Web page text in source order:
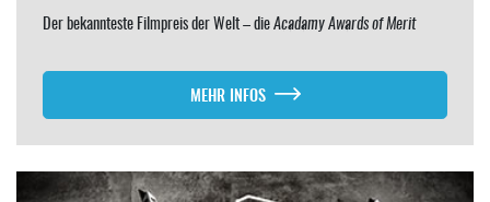
Der bekannteste Filmpreis der Welt – dieAcadamy Awards of Merit
MEHR INFOS